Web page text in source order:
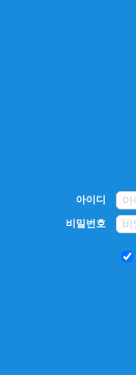
아이디
비밀번호